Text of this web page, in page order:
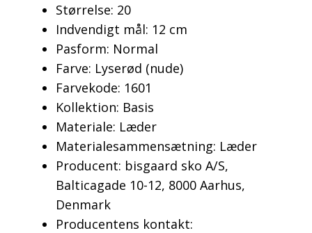
Størrelse: 20
Indvendigt mål: 12 cm
Pasform: Normal
Farve: Lyserød (nude)
Farvekode: 1601
Kollektion: Basis
Materiale: Læder
Materialesammensætning: Læder
Producent: bisgaard sko A/S,
Balticagade 10-12, 8000 Aarhus,
Denmark
Producentens kontakt: